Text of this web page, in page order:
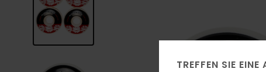
TREFFEN SIE